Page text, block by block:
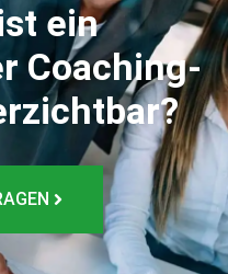
ein
Coaching-